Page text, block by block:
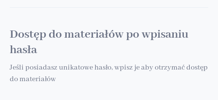
Dostęp do materiałów po wpisaniu
hasła
Jeśli posiadasz unikatowe hasło, wpisz je aby otrzymać dostęp
do materiałów